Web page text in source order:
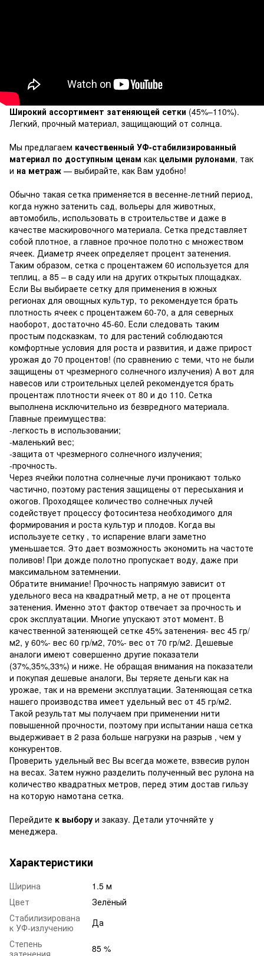
Широкий ассортимент затеняющей сетки (45%–110%).
Легкий, прочный материал, защищающий от солнца.
Мы предлагаем качественный УФ-стабилизированный
материал по доступным ценам как целыми рулонами, так
и на метраж — выбирайте, как Вам удобно!
Обычно такая сетка применяется в весенне-летний период,
когда нужно затенить сад, вольеры для животных,
автомобиль, использовать в строительстве и даже в
качестве маскировочного материала. Сетка представляет
собой плотное, а главное прочное полотно с множеством
ячеек. Диаметр ячеек определяет процент затенения.
Таким образом, сетка с процентажем 60 используется для
теплиц, а 85 – в саду или на других открытых площадках.
Если Вы выбираете сетку для применения в южных
регионах для овощных культур, то рекомендуется брать
плотность ячеек с процентажем 60-70, а для северных
наоборот, достаточно 45-60. Если следовать таким
простым подсказкам, то для растений соблюдаются
комфортные условия для роста и развития, и даже прирост
урожая до 70 процентов! (по сравнению с теми, что не были
защищены от чрезмерного солнечного излучения) А вот для
навесов или строительных целей рекомендуется брать
процентаж плотности ячеек от 80 и до 110. Сетка
выполнена исключительно из безвредного материала.
Главные преимущества:
-легкость в использовании;
-маленький вес;
-защита от чрезмерного солнечного излучения;
-прочность.
Через ячейки полотна солнечные лучи проникают только
частично, поэтому растения защищены от пересыхания и
ожогов. Проходящее количество солнечных лучей
содействует процессу фотосинтеза необходимого для
формирования и роста культур и плодов. Когда вы
используете сетку , то испарение влаги заметно
уменьшается. Это дает возможность экономить на частоте
поливов! При дожде полотно пропускает воду, даже при
максимальном затемнении.
Обратите внимание! Прочность напрямую зависит от
удельного веса на квадратный метр, а не от процента
затенения. Именно этот фактор отвечает за прочность и
срок эксплуатации. Многие упускают этот момент. В
качественной затеняющей сетке 45% затенения- вес 45 гр/
м2, у 60%- вес 60 гр/м2, 70%- вес от 70 гр/м2. Дешевые
аналоги имеют совершенно другие показатели
(37%,35%,33%) и ниже. Не обращая внимания на показатели
и покупая дешевые аналоги, Вы теряете деньги как на
урожае, так и на времени эксплуатации. Затеняющая сетка
нашего производства имеет удельный вес от 45 гр/м2.
Такой результат мы получаем при применении нити
повышенной прочности, поэтому при испытании наша сетка
выдерживает в 2 раза больше нагрузки на разрыв , чем у
конкурентов.
Проверить удельный вес Вы всегда можете, взвесив рулон
на весах. Затем нужно разделить полученный вес рулона на
количество квадратных метров, перед этим достав гильзу
на которую намотана сетка.
Перейдите к выбору и заказу. Детали уточняйте у
менеджера.
Характеристики
Ширина
1.5 м
Цвет
Зелёный
Стабилизирована
к УФ-излучению
Да
Степень
затенения
85 %